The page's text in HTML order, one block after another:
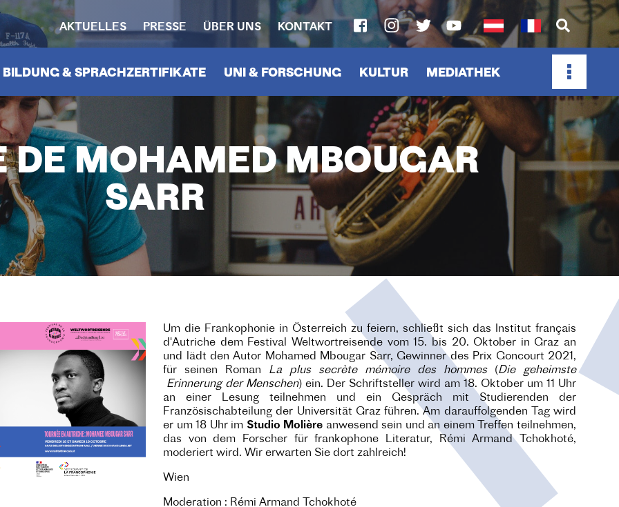
SOCIAL
LINKS
HEADERNAVIGATION
AKTUELLES PRESSE ÜBER UNS KONTAKT
BILDUNG & SPRACHZERTIFIKATE UNI & FORSCHUNG KULTUR MEDIATHEK
DE MOHAMED MBOUGAR
SARR
Um die Frankophonie in Österreich zu feiern, schließt sich das Institut français
d'Autriche dem Festival Weltwortreisende vom 15. bis 20. Oktober in Graz an
und lädt den Autor Mohamed Mbougar Sarr, Gewinner des Prix Goncourt 2021,
für seinen Roman La plus secrète mémoire des hommes(Die geheimste
Erinnerung der Menschen) ein. Der Schriftsteller wird am 18. Oktober um 11 Uhr
an einer Lesung teilnehmen und ein Gespräch mit Studierenden der
Französischabteilung der Universität Graz führen. Am darauffolgenden Tag wird
er um 18 Uhr im Studio Molière anwesend sein und an einem Treffen teilnehmen,
das von dem Forscher für frankophone Literatur, Rémi Armand Tchokhoté,
moderiert wird. Wir erwarten Sie dort zahlreich!
Wien
Moderation : Rémi Armand Tchokhoté